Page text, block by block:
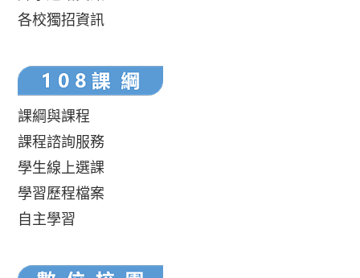
各校獨招資訊
課綱與課程
課程諮詢服務
學生線上選課
學習歷程檔案
自主學習